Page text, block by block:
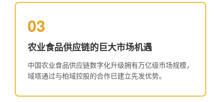
03
农业食品供应链的巨大市场机遇
中国农业食品供应链数字化升级拥有万亿级市场规模，
域塔通过与柏域控股的合作已建立先发优势。